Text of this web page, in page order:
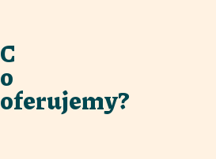
C
o
oferujemy?